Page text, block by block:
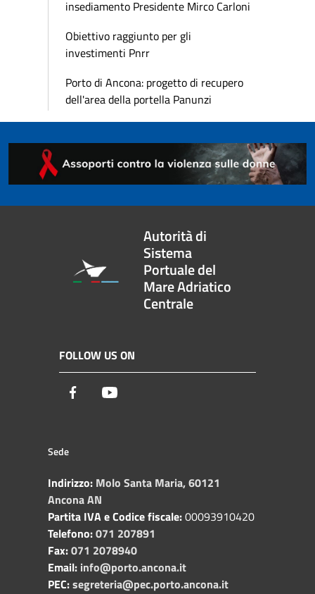
insediamento Presidente Mirco Carloni
Obiettivo raggiunto per gli
investimenti Pnrr
Porto di Ancona: progetto di recupero
dell'area della portella Panunzi
Autorità di
Sistema
Portuale del
Mare Adriatico
Centrale
FOLLOW US ON
Facebook
Sede
Indirizzo: Molo Santa Maria, 60121
Ancona AN
Partita IVA e Codice fiscale:00093910420
Telefono:071 207891
Fax:071 2078940
Email: info@porto.ancona.it
PEC:segreteria@pec.porto.ancona.it